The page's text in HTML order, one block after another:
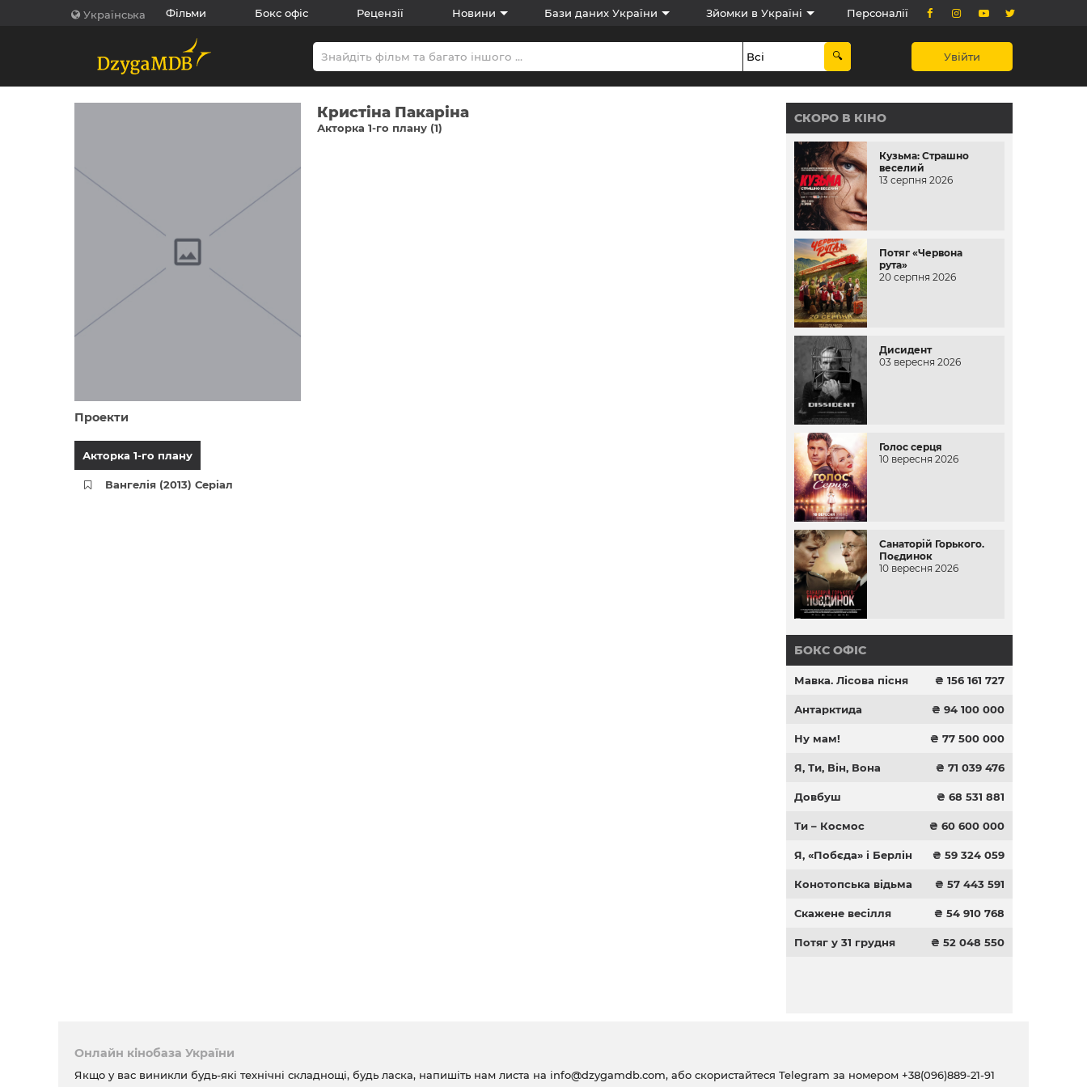
Українська Фільми Бокс офіс Рецензії Новини Бази даних України Зйомки в Україні Персоналії
Увійти
Кристіна Пакаріна
Акторка 1-го плану (1)
Проекти
Акторка 1-го плану
Вангелія (2013) Серіал
СКОРО В КІНО
Кузьма: Страшно
веселий
13 серпня 2026
Потяг «Червона
рута»
20 серпня 2026
Дисидент
03 вересня 2026
Голос серця
10 вересня 2026
Санаторій Горького.
Поєдинок
10 вересня 2026
БОКС ОФІС
Мавка. Лісова пісня ₴ 156 161 727
Антарктида ₴ 94 100 000
Ну мам! ₴ 77 500 000
Я, Ти, Він, Вона ₴ 71 039 476
Довбуш ₴ 68 531 881
Ти – Космос ₴ 60 600 000
Я, «Побєда» і Берлін ₴ 59 324 059
Конотопська відьма ₴ 57 443 591
Скажене весілля ₴ 54 910 768
Потяг у 31 грудня ₴ 52 048 550
Онлайн кінобаза України
Якщо у вас виникли будь-які технічні складнощі, будь ласка, напишіть нам листа на info@dzygamdb.com, або скористайтеся Telegram за номером +38(096)889-21-91